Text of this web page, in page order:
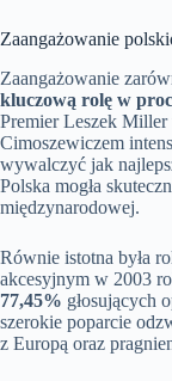
Zaangażowanie
Zaangażowanie
kluczową rolę w
Premier Leszek Miller
Cimoszewiczem
wywalczyć jak
Polska mogła
międzynarodowej.
Równie istotna była
akcesyjnym w 2003
77,45% głosujących
szerokie poparcie
z Europą oraz